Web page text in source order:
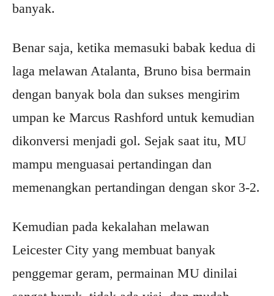
banyak.
Benar saja, ketika memasuki babak kedua di
laga melawan Atalanta, Bruno bisa bermain
dengan banyak bola dan sukses mengirim
umpan ke Marcus Rashford untuk kemudian
dikonversi menjadi gol. Sejak saat itu, MU
mampu menguasai pertandingan dan
memenangkan pertandingan dengan skor 3-2.
Kemudian pada kekalahan melawan
Leicester City yang membuat banyak
penggemar geram, permainan MU dinilai